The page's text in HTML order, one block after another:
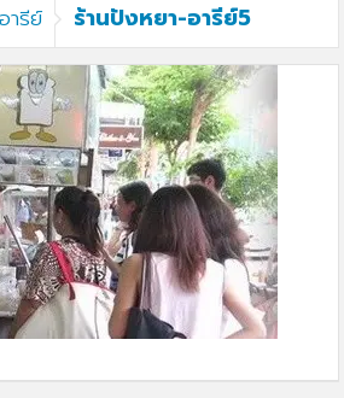
ารีย์ ร้านปังหยา-อารีย์5